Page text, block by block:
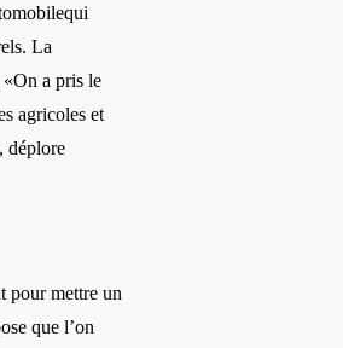
La
«On a pris le
agricoles et
, déplore
pour mettre un
que l’on